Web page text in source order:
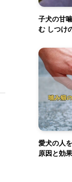
子犬の甘
む しつけ
愛犬の人
原因と効